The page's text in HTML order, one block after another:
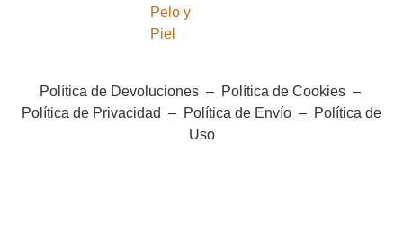
Pelo y
Piel
Política de Devoluciones– Política de Cookies–
Política de Privacidad – Política de Envío – Política de
Uso